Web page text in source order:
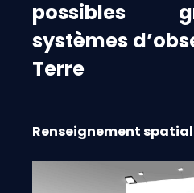
possibles
systèmes
Terre
Renseignement spatial